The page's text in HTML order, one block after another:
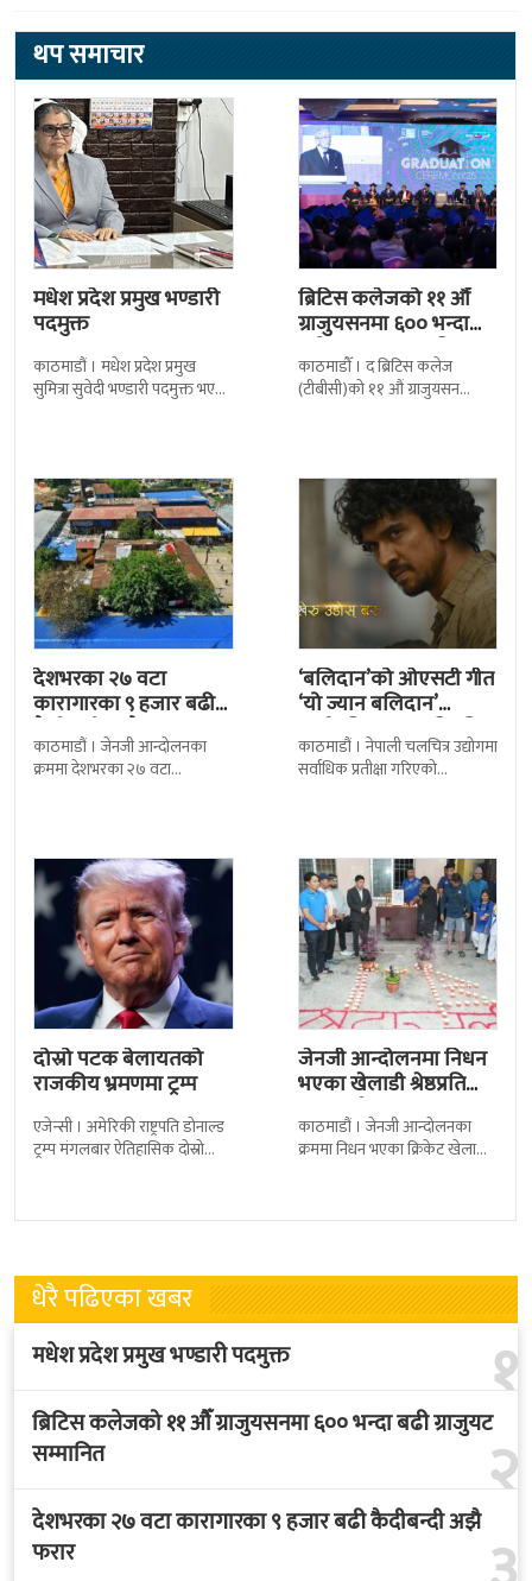
थप समाचार
मधेश प्रदेश प्रमुख भण्डारी
पदमुक्त
काठमाडौं । मधेश प्रदेश प्रमुख
सुमित्रा सुवेदी भण्डारी पदमुक्त भएकी
ब्रिटिस कलेजको ११ औँ
ग्राजुयसनमा ६०० भन्दा
बढी ग्राजुयट सम्मानित
काठमाडौँ । द ब्रिटिस कलेज
(टीबीसी)को ११ औं ग्राजुयसन
देशभरका २७ वटा
कारागारका ९ हजार बढी
कैदीबन्दी अझै फरार
काठमाडौं । जेनजी आन्दोलनका
क्रममा देशभरका २७ वटा
‘बलिदान’को ओएसटी गीत
‘यो ज्यान बलिदान’
सार्वजनिक, मातृभूमिप्रति
पुत्रको भावनात्मक…
काठमाडौं । नेपाली चलचित्र उद्योगमा
सर्वाधिक प्रतीक्षा गरिएको
दोस्रो पटक बेलायतको
राजकीय भ्रमणमा ट्रम्प
एजेन्सी । अमेरिकी राष्ट्रपति डोनाल्ड
ट्रम्प मंगलबार ऐतिहासिक दोस्रो
बेलायत सरकारले
जेनजी आन्दोलनमा निधन
भएका खेलाडी श्रेष्ठप्रति
श्रद्धाञ्जली
काठमाडौं । जेनजी आन्दोलनका
क्रममा निधन भएका क्रिकेट खेलाडी
त्रिपुरेश्वरस्थीत राष्ट्रिय खेलकुद
धेरै पढिएका खबर
१
मधेश प्रदेश प्रमुख भण्डारी पदमुक्त
२
ब्रिटिस कलेजको ११ औँ ग्राजुयसनमा ६०० भन्दा बढी ग्राजुयट
सम्मानित
देशभरका २७ वटा कारागारका ९ हजार बढी कैदीबन्दी अझै
फरार